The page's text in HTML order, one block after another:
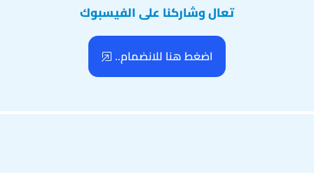
تعال وشاركنا على الفيسبوك
اضغط هنا للانضمام..